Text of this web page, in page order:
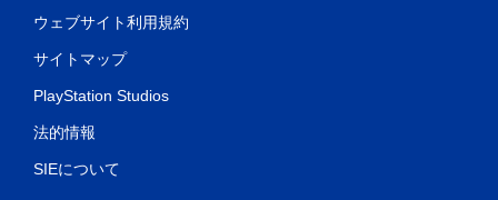
ウェブサイト利用規約
サイトマップ
PlayStation Studios
法的情報
SIEについて